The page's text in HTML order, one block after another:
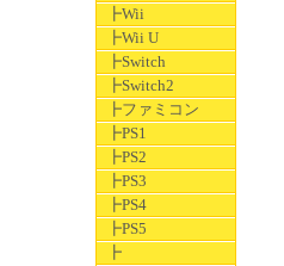
┣Wii
┣Wii U
┣Switch
┣Switch2
┣ファミコン
┣PS1
┣PS2
┣PS3
┣PS4
┣PS5
┣